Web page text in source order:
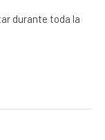
durante toda la